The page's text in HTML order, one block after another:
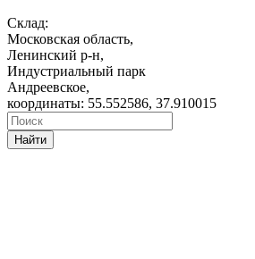
Склад:
Московская область,
Ленинский р-н,
Индустриальный парк
Андреевское,
координаты: 55.552586, 37.910015
Найти